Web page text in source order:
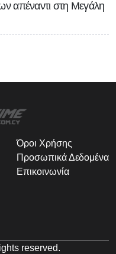
απέναντι στη Μεγάλη
Όροι Χρήσης
Προσωπικά Δεδομένα
Επικοινωνία
reserved.